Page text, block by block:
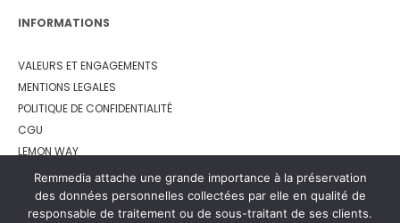
INFORMATIONS
VALEURS ET ENGAGEMENTS
MENTIONS LEGALES
POLITIQUE DE CONFIDENTIALITÉ
CGU
LEMON WAY
Remmedia attache une grande importance à la préservation
des données personnelles collectées par elle en qualité de
responsable de traitement ou de sous-traitant de ses clients.